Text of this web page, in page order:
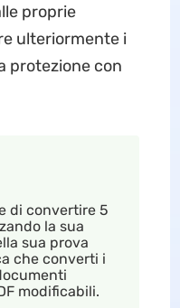
proprie
ulteriormente i
protezione con
di convertire 5
la sua
sua prova
che converti i
modificabili.